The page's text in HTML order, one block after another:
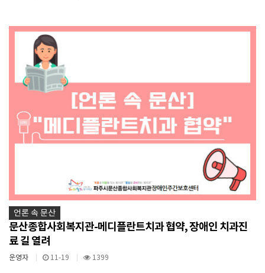
언론 속 문산
문산종합사회복지관-메디플란트치과 협약, 장애인 치과진
료 길 열려
운영자 11-19 1399